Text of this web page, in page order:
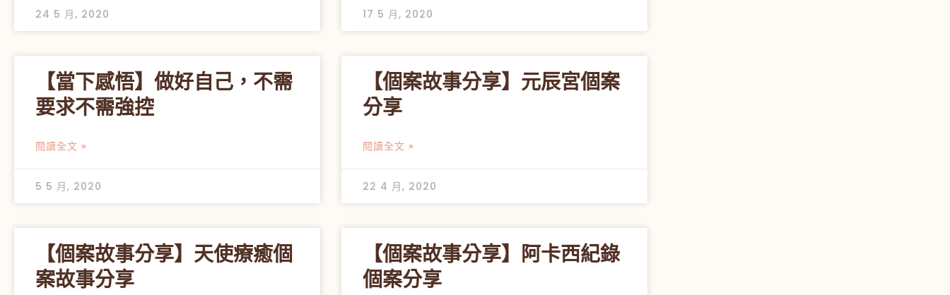
24 5 月, 2020 17 5 月, 2020
【當下感悟】做好自己，不需
要求不需強控
閱讀全文 »
5 5 月, 2020
【個案故事分享】元辰宮個案
分享
閱讀全文 »
22 4 月, 2020
【個案故事分享】天使療癒個
案故事分享
【個案故事分享】阿卡西紀錄
個案分享